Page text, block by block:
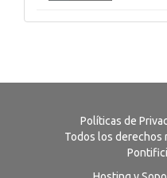
Políticas de
Todos los derechos